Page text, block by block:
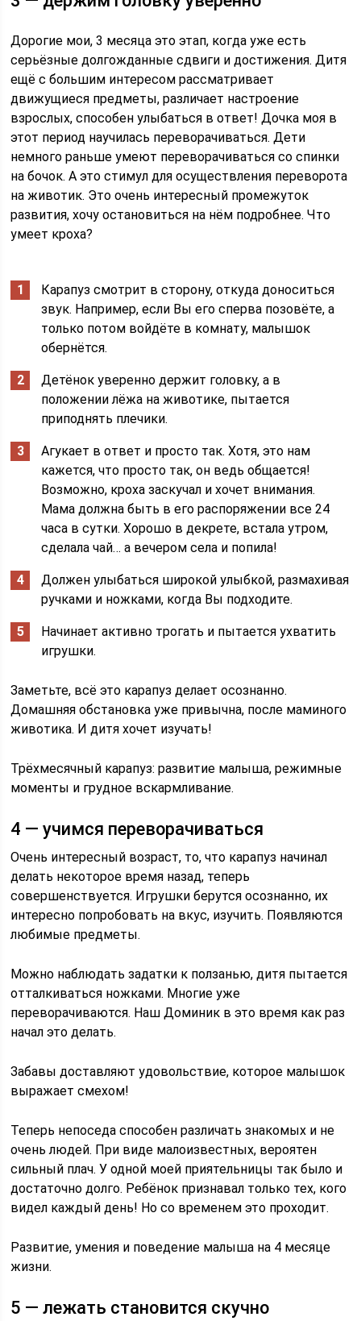
Дорогие мои, 3 месяца это этап, когда уже есть
серьёзные долгожданные сдвиги и достижения. Дитя
ещё с большим интересом рассматривает
движущиеся предметы, различает настроение
взрослых, способен улыбаться в ответ! Дочка моя в
этот период научилась переворачиваться. Дети
немного раньше умеют переворачиваться со спинки
на бочок. А это стимул для осуществления переворота
на животик. Это очень интересный промежуток
развития, хочу остановиться на нём подробнее. Что
умеет кроха?
Карапуз смотрит в сторону, откуда доноситься
звук. Например, если Вы его сперва позовёте, а
только потом войдёте в комнату, малышок
обернётся.
Детёнок уверенно держит головку, а в
положении лёжа на животике, пытается
приподнять плечики.
Агукает в ответ и просто так. Хотя, это нам
кажется, что просто так, он ведь общается!
Возможно, кроха заскучал и хочет внимания.
Мама должна быть в его распоряжении все 24
часа в сутки. Хорошо в декрете, встала утром,
сделала чай… а вечером села и попила!
Должен улыбаться широкой улыбкой, размахивая
ручками и ножками, когда Вы подходите.
Начинает активно трогать и пытается ухватить
игрушки.
Заметьте, всё это карапуз делает осознанно.
Домашняя обстановка уже привычна, после маминого
животика. И дитя хочет изучать!
Трёхмесячный карапуз: развитие малыша, режимные
моменты и грудное вскармливание.
4 — учимся переворачиваться
Очень интересный возраст, то, что карапуз начинал
делать некоторое время назад, теперь
совершенствуется. Игрушки берутся осознанно, их
интересно попробовать на вкус, изучить. Появляются
любимые предметы.
Можно наблюдать задатки к ползанью, дитя пытается
отталкиваться ножками. Многие уже
переворачиваются. Наш Доминик в это время как раз
начал это делать.
Забавы доставляют удовольствие, которое малышок
выражает смехом!
Теперь непоседа способен различать знакомых и не
очень людей. При виде малоизвестных, вероятен
сильный плач. У одной моей приятельницы так было и
достаточно долго. Ребёнок признавал только тех, кого
видел каждый день! Но со временем это проходит.
Развитие, умения и поведение малыша на 4 месяце
жизни.
5 — лежать становится скучно